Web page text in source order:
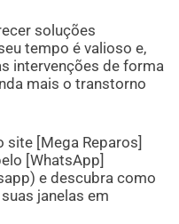
soluções
tempo é valioso e,
intervenções de forma
mais o transtorno
site [Mega Reparos]
[WhatsApp]
e descubra como
janelas em